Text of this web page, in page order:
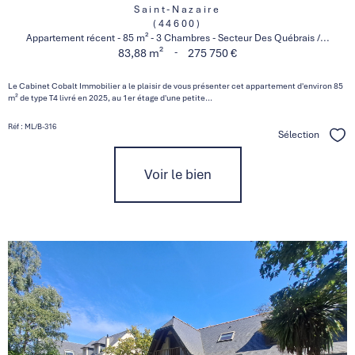
Saint-Nazaire
(44600)
Appartement récent - 85 m² - 3 Chambres - Secteur Des Québrais /...
83,88 m² - 275 750 €
Le Cabinet Cobalt Immobilier a le plaisir de vous présenter cet appartement d'environ 85
m² de type T4 livré en 2025, au 1er étage d'une petite...
Réf : ML/B-316
Sélection
Voir le bien